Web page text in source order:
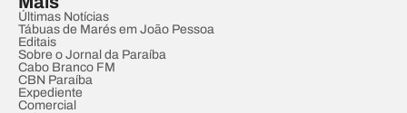
Últimas Notícias
Tábuas de Marés em João Pessoa
Editais
Sobre o Jornal da Paraíba
Cabo Branco FM
CBN Paraíba
Expediente
Comercial